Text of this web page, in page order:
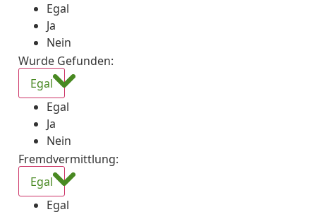
Egal
Ja
Nein
Wurde Gefunden:
Egal
Egal
Ja
Nein
Fremdvermittlung:
Egal
Egal